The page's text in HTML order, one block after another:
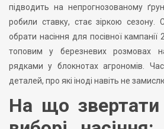
підводить на непрогнозованому
робили ставку, стає зіркою
обрати насіння для посівної
топовим у березневих розмовах
рядками у блокнотах агрономів.
деталей, про які іноді навіть не
На що звертати